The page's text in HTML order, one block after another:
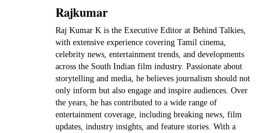
Rajkumar
Raj Kumar K is the Executive Editor at Behind Talkies,
with extensive experience covering Tamil cinema,
celebrity news, entertainment trends, and developments
across the South Indian film industry. Passionate about
storytelling and media, he believes journalism should not
only inform but also engage and inspire audiences. Over
the years, he has contributed to a wide range of
entertainment coverage, including breaking news, film
updates, industry insights, and feature stories. With a